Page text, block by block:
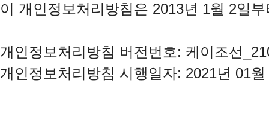
이 개인정보처리방침은 2013년 1월 2일
개인정보처리방침 버전번호: 케이조선
개인정보처리방침 시행일자: 2021년 01